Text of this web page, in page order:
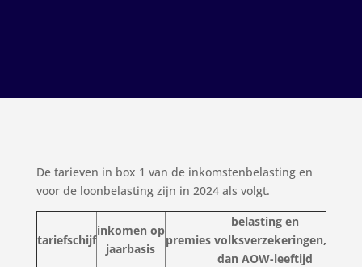
De tarieven in box 1 van de inkomstenbelasting en
voor de loonbelasting zijn in 2024 als volgt.
tariefschijf
inkomen op
jaarbasis
belasting en
premies volksverzekeringen,
dan AOW-leeftijd